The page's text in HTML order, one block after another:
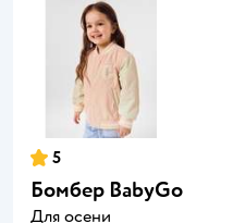
5
Бомбер BabyGo
Для осени